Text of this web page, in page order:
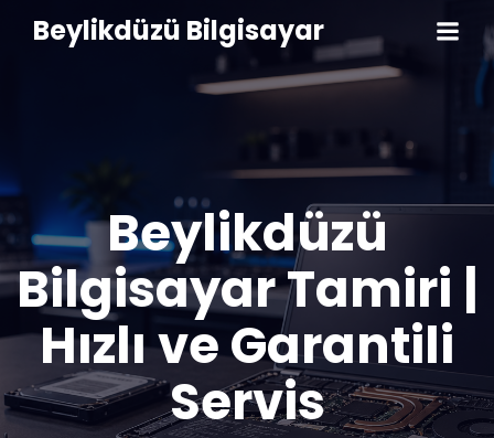
Beylikdüzü Bilgisayar
Beylikdüzü
Bilgisayar Tamiri |
Hızlı ve Garantili
Servis